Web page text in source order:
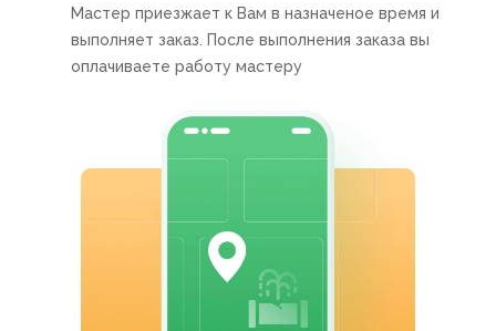
Мастер приезжает к Вам в назначеное время и
выполняет заказ. После выполнения заказа вы
оплачиваете работу мастеру